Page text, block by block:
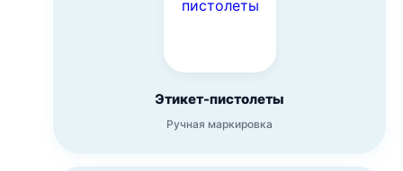
Этикет-пистолеты
Ручная маркировка